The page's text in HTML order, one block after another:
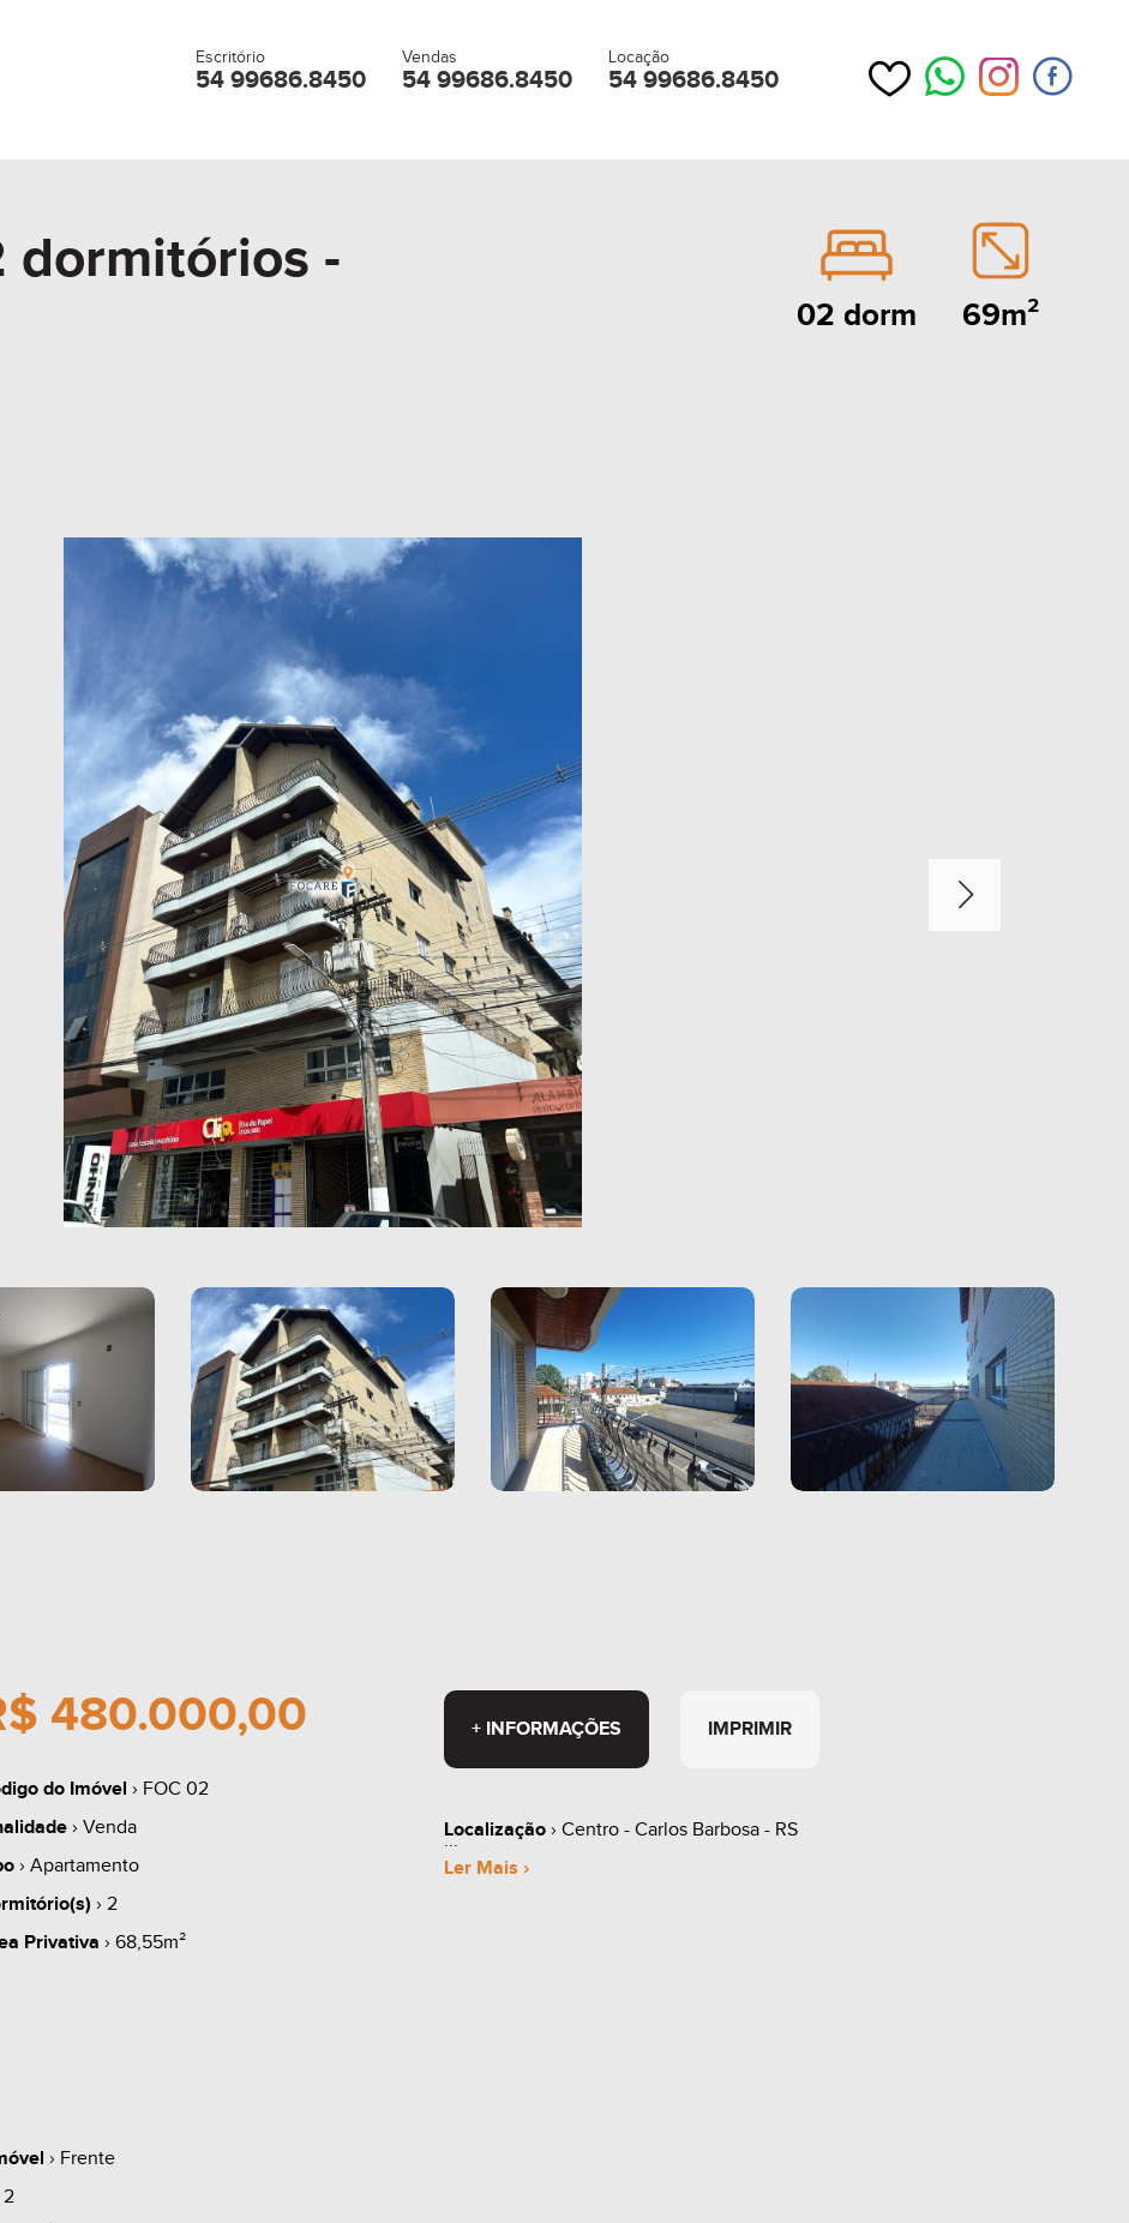
Escritório
54 99686.8450
Vendas
54 99686.8450
Locação
54 99686.8450
dormitórios -
02 dorm 69m²
480.000,00
do Imóvel › FOC 02
› Venda
› Apartamento
› 2
Privativa › 68,55m²
+ INFORMAÇÕES IMPRIMIR
Localização › Centro - Carlos Barbosa - RS
Ler Mais ›
› Frente
2